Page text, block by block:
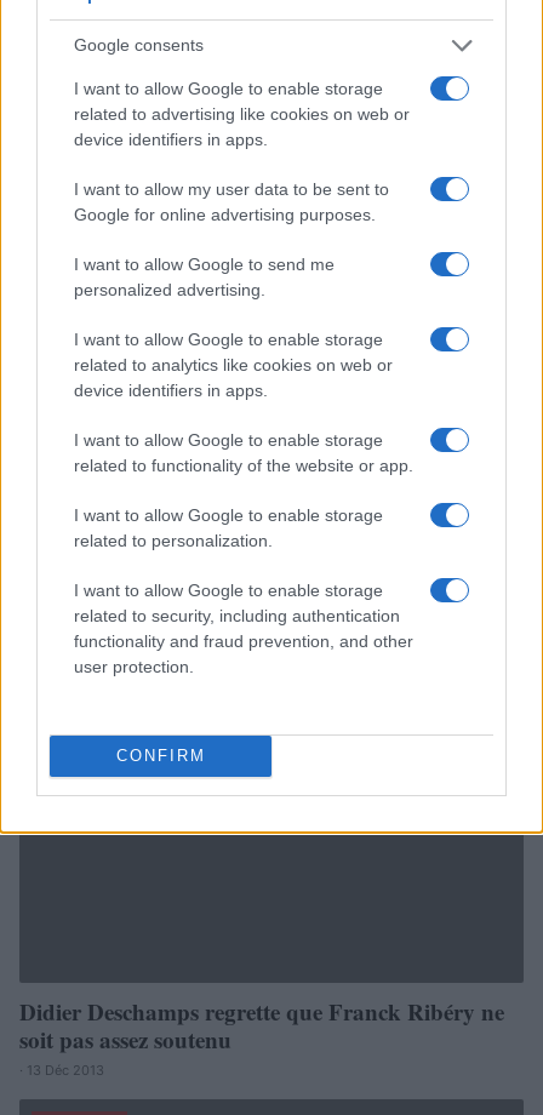
Google consents
I want to allow Google to enable storage
related to advertising like cookies on web or
device identifiers in apps.
I want to allow my user data to be sent to
Google for online advertising purposes.
I want to allow Google to send me
personalized advertising.
I want to allow Google to enable storage
related to analytics like cookies on web or
device identifiers in apps.
I want to allow Google to enable storage
related to functionality of the website or app.
I want to allow Google to enable storage
related to personalization.
I want to allow Google to enable storage
related to security, including authentication
functionality and fraud prevention, and other
user protection.
CONFIRM
Pour Deschamps, la France ne sera pas favorite à
· 18 Déc 2013
Didier Deschamps regrette que Franck Ribéry ne
soit pas assez soutenu
· 13 Déc 2013